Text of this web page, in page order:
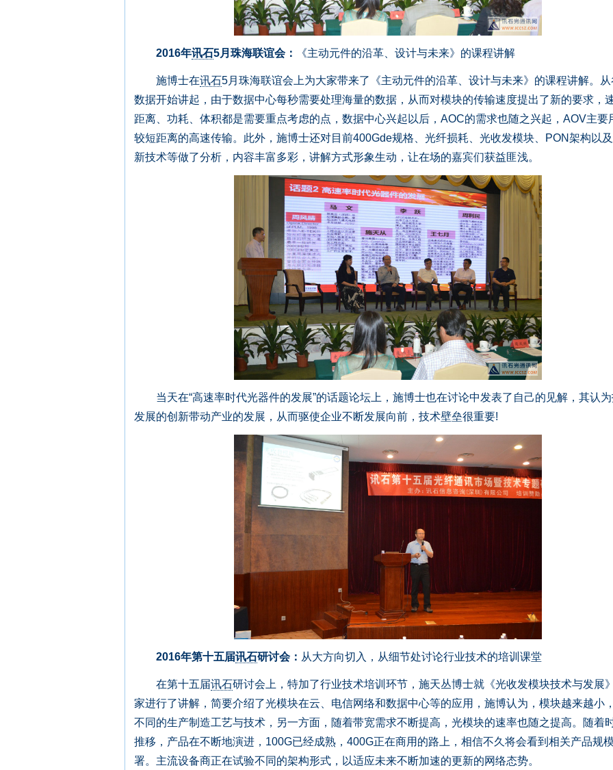
2016年讯石5月珠海联谊会： 《主动元件的沿革、设计与未来》的课程讲解
施博士在讯石5月珠海联谊会上为大家带来了《主动元件的沿革、设计与未来》的课程讲解。
数据开始讲起，由于数据中心每秒需要处理海量的数据，从而对模块的传输速度提出了新的要求，
距离、功耗、体积都是需要重点考虑的点，数据中心兴起以后，AOC的需求也随之兴起，AOV主要
较短距离的高速传输。此外，施博士还对目前400Gde规格、光纤损耗、光收发模块、PON架构以
新技术等做了分析，内容丰富多彩，讲解方式形象生动，让在场的嘉宾们获益匪浅。
当天在“高速率时代光器件的发展”的话题论坛上，施博士也在讨论中发表了自己的见解，其认
发展的创新带动产业的发展，从而驱使企业不断发展向前，技术壁垒很重要!
2016年第十五届讯石研讨会： 从大方向切入，从细节处讨论行业技术的培训课堂
在第十五届讯石研讨会上，特加了行业技术培训环节，施天丛博士就《光收发模块技术与发展
家进行了讲解，简要介绍了光模块在云、电信网络和数据中心等的应用，施博认为，模块越来越小
不同的生产制造工艺与技术，另一方面，随着带宽需求不断提高，光模块的速率也随之提高。随着
推移，产品在不断地演进，100G已经成熟，400G正在商用的路上，相信不久将会看到相关产品规
署。主流设备商正在试验不同的架构形式，以适应未来不断加速的更新的网络态势。